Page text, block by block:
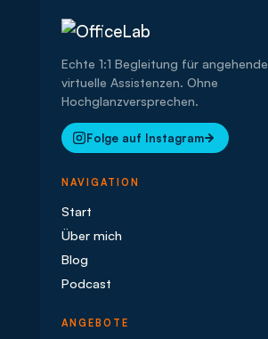
Echte 1:1 Begleitung für angehende
virtuelle Assistenzen. Ohne
Hochglanzversprechen.
Folge auf Instagram
NAVIGATION
Start
Über mich
Blog
Podcast
ANGEBOTE